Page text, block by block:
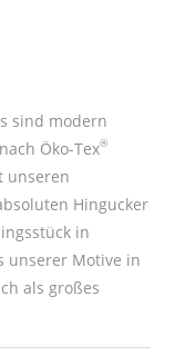
sind modern
Öko-Tex®
unseren
in
als großes